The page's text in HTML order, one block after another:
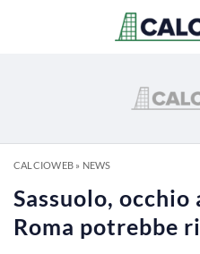
CALCIOWEB» NEWS
Sassuolo,
Roma potrebbe